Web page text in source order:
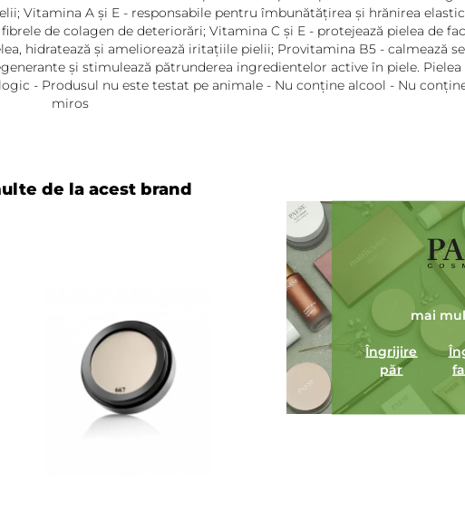
Vitamina A și E - responsabile pentru îmbunătățirea și hrănirea
de colagen de deteriorări; Vitamina C și E - protejează pielea de
hidratează și ameliorează iritațiile pielii; Provitamina B5 - calmează
și stimulează pătrunderea ingredientelor active în piele.
- Produsul nu este testat pe animale - Nu conține alcool - Nu
miros
Adaugă review
de la acest brand
mai
Îngrijire
păr